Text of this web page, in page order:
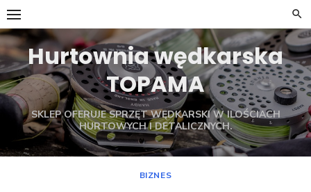
Skip
to
contentHurtownia wędkarska
TOPAMA
SKLEP OFERUJE SPRZĘT WĘDKARSKI W ILOŚCIACH
HURTOWYCH I DETALICZNYCH.
BIZNES